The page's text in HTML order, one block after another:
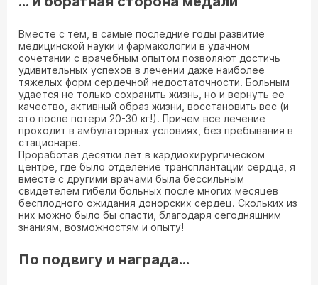
Вместе с тем, в самые последние годы развитие
медицинской науки и фармакологии в удачном
сочетании с врачебным опытом позволяют достичь
удивительных успехов в лечении даже наиболее
тяжелых форм сердечной недостаточности. Больным
удается не только сохранить жизнь, но и вернуть ее
качество, активный образ жизни, восстановить вес (и
это после потери 20-30 кг!). Причем все лечение
проходит в амбулаторных условиях, без пребывания в
стационаре.
Проработав десятки лет в кардиохирургическом
центре, где было отделение трансплантации сердца, я
вместе с другими врачами была бессильным
свидетелем гибели больных после многих месяцев
бесплодного ожидания донорских сердец. Скольких из
них можно было бы спасти, благодаря сегодняшним
знаниям, возможностям и опыту!
По подвигу и награда…